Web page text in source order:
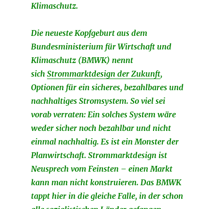
Klimaschutz.
Die neueste Kopfgeburt aus dem
Bundesministerium für Wirtschaft und
Klimaschutz (BMWK) nennt
sich Strommarktdesign der Zukunft,
Optionen für ein sicheres, bezahlbares und
nachhaltiges Stromsystem. So viel sei
vorab verraten: Ein solches System wäre
weder sicher noch bezahlbar und nicht
einmal nachhaltig. Es ist ein Monster der
Planwirtschaft. Strommarktdesign ist
Neusprech vom Feinsten – einen Markt
kann man nicht konstruieren. Das BMWK
tappt hier in die gleiche Falle, in der schon